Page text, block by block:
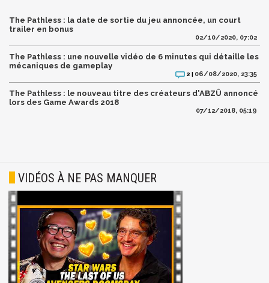
The Pathless : la date de sortie du jeu annoncée, un court
trailer en bonus
02/10/2020, 07:02
The Pathless : une nouvelle vidéo de 6 minutes qui détaille les
mécaniques de gameplay
2 | 06/08/2020, 23:35
The Pathless : le nouveau titre des créateurs d'ABZÛ annoncé
lors des Game Awards 2018
07/12/2018, 05:19
VIDÉOS À NE PAS MANQUER